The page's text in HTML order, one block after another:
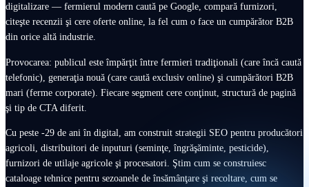
digitalizare — fermierul modern caută pe Google, compară furnizori,
citeşte recenzii şi cere oferte online, la fel cum o face un cumpărător B2B
din orice altă industrie.
Provocarea: publicul este împărţit între fermieri tradiţionali (care încă caută
telefonic), generaţia nouă (care caută exclusiv online) şi cumpărători B2B
mari (ferme corporate). Fiecare segment cere conţinut, structură de pagină
şi tip de CTA diferit.
Cu peste -29 de ani în digital, am construit strategii SEO pentru producători
agricoli, distribuitori de inputuri (seminţe, îngrăşăminte, pesticide),
furnizori de utilaje agricole şi procesatori. Ştim cum se construiesc
cataloage tehnice pentru sezoanele de însămânţare şi recoltare, cum se